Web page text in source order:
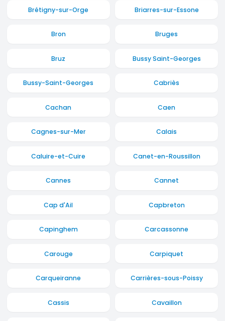
Brétigny-sur-Orge Briarres-sur-Essone
Bron Bruges
Bruz Bussy Saint-Georges
Bussy-Saint-Georges Cabriès
Cachan Caen
Cagnes-sur-Mer Calais
Caluire-et-Cuire Canet-en-Roussillon
Cannes Cannet
Cap d'Ail Capbreton
Capinghem Carcassonne
Carouge Carpiquet
Carqueiranne Carrières-sous-Poissy
Cassis Cavaillon